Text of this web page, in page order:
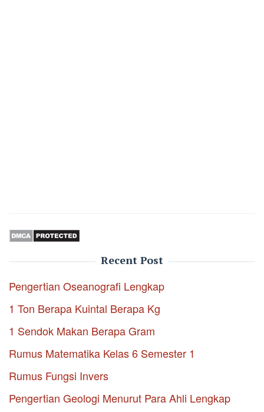
Recent Post
Pengertian Oseanografi Lengkap
1 Ton Berapa Kuintal Berapa Kg
1 Sendok Makan Berapa Gram
Rumus Matematika Kelas 6 Semester 1
Rumus Fungsi Invers
Pengertian Geologi Menurut Para Ahli Lengkap